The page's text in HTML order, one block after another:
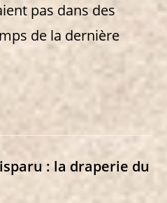
pas dans des
de la dernière
: la draperie du